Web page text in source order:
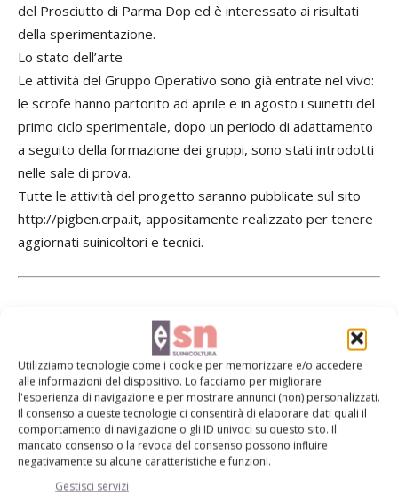
Utilizziamo tecnologie come i cookie per memorizzare e/o accedere
alle informazioni del dispositivo. Lo facciamo per migliorare
l'esperienza di navigazione e per mostrare annunci (non) personalizzati.
Il consenso a queste tecnologie ci consentirà di elaborare dati quali il
comportamento di navigazione o gli ID univoci su questo sito. Il
mancato consenso o la revoca del consenso possono influire
negativamente su alcune caratteristiche e funzioni.
Gestisci servizi
del Prosciutto di Parma Dop ed è interessato ai risultati
della sperimentazione.
Lo stato dell’arte
Le attività del Gruppo Operativo sono già entrate nel vivo:
le scrofe hanno partorito ad aprile e in agosto i suinetti del
primo ciclo sperimentale, dopo un periodo di adattamento
a seguito della formazione dei gruppi, sono stati introdotti
nelle sale di prova.
Tutte le attività del progetto saranno pubblicate sul sito
http://pigben.crpa.it, appositamente realizzato per tenere
aggiornati suinicoltori e tecnici.
Acido benzoico, pro e contro
L’utilizzo di acido benzoico, il cui uso è autorizzato
nell’alimentazione dei suini dal Regolamento
1138/2007/EC, è già stato provato come acidificante delle
urine con risultati incoraggianti in alcuni paesi europei.
Mancano tuttavia esperienze relativamente al suo impiego
nell’allevamento del suino pesante, dove un suo utilizzo